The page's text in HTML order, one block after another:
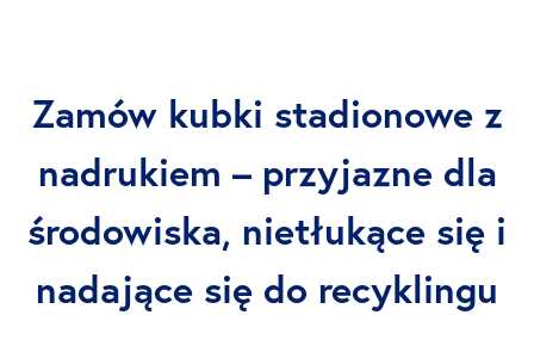
Zamów kubki stadionowe z
nadrukiem – przyjazne dla
środowiska, nietłukące się i
nadające się do recyklingu